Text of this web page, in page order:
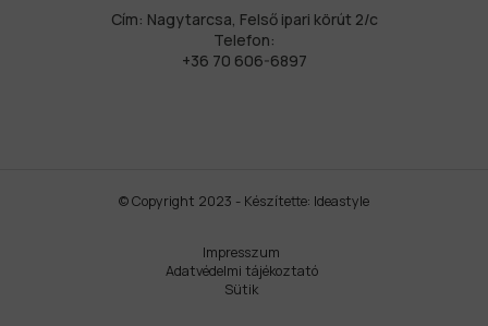
Cím: Nagytarcsa, Felső ipari körút 2/c
Telefon:
+36 70 606-6897
© Copyright 2023 - Készítette: Ideastyle
Impresszum
Adatvédelmi tájékoztató
Sütik